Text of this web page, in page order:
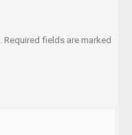
Required fields are marked